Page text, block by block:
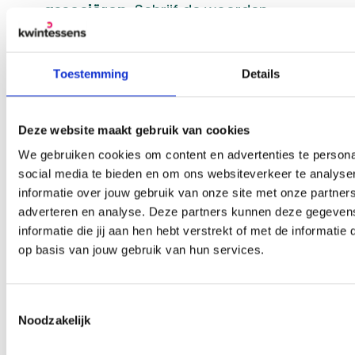
Toestemming Details
Deze website maakt gebruik van cookies
We gebruiken cookies om content en advertenties te
social media te bieden en om ons websiteverkeer te
informatie over jouw gebruik van onze site met onze
adverteren en analyse. Deze partners kunnen deze
informatie die jij aan hen hebt verstrekt of met de informatie
op basis van jouw gebruik van hun services.
Noodzakelijk
associëren. Schrijf de woorden,
voorbeelden en situaties die ze noemen
Gebruik de filmpjes als
herkenning maken het makkelijker om ook
lastige onderwerpen te bespreken.
Geef ruimte voor verschillende
invalshoeken.Wat voor het ene kind
normaal voelt, kan voor een ander heel
vreemd of bijzonder zijn. Dat verschil is
Waarom deze startactiviteit werkt